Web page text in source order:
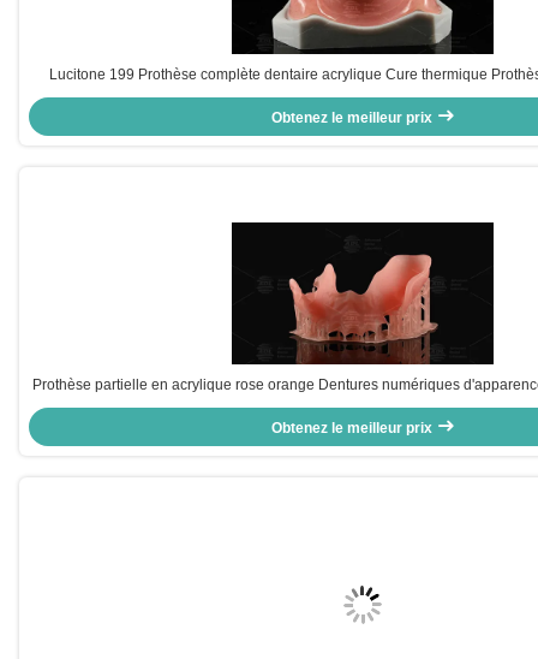
Lucitone 199 Prothèse complète dentaire acrylique Cure thermique
Obtenez le meilleur prix
Prothèse partielle en acrylique rose orange Dentures numériques
3D
Obtenez le meilleur prix